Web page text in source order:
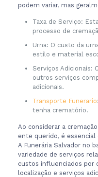
podem variar, mas
Taxa de Serviço:
processo de
Urna: O custo da
estilo e material
Serviços Adicionais:
outros serviços
adicionais.
Transporte Funerario
tenha crematório.
Ao considerar a
ente querido, é
A Funerária Salvador no
variedade de serviços
custos influenciados por
localização e serviços